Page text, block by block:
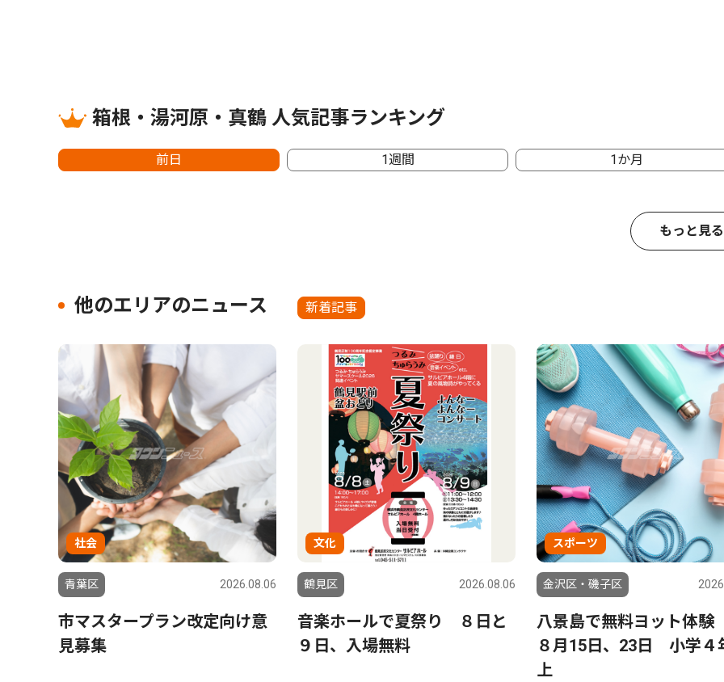
箱根・湯河原・真鶴 人気記事ランキング
前日 1週間 1か月
もっと見る
他のエリアのニュース 新着記事
社会
青葉区 2026.08.06
市マスタープラン改定向け意
見募集
文化
鶴見区 2026.08.06
音楽ホールで夏祭り ８日と
９日、入場無料
スポーツ
金沢区・磯子区
八景島で無料ヨット体
８月15日、23日 小学４
上